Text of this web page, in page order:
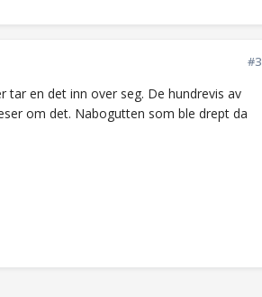
#3
en det inn over seg. De hundrevis av
om det. Nabogutten som ble drept da